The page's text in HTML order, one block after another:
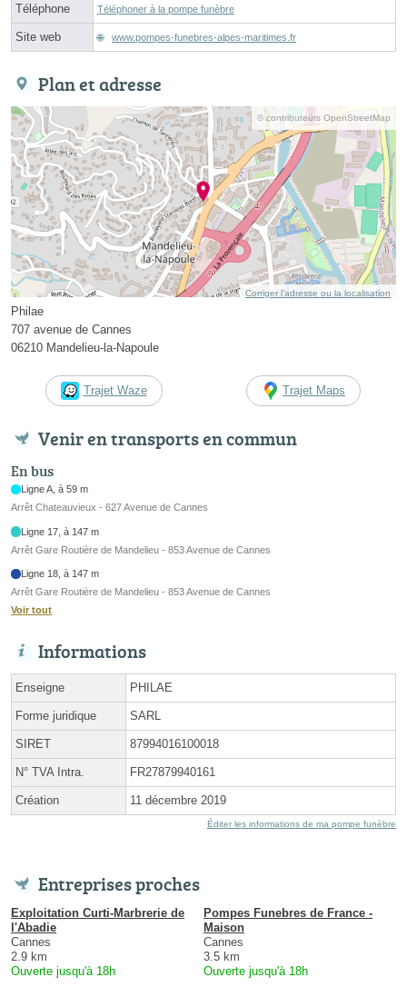
Téléphone Téléphoner à la pompe funèbre
Site web www.pompes-funebres-alpes-maritimes.fr
Plan et adresse
© contributeurs OpenStreetMap
Corriger l’adresse ou la localisation
Philae
707 avenue de Cannes
06210 Mandelieu-la-Napoule
Trajet Waze Trajet Maps
Venir en transports en commun
En bus
Ligne A, à 59 m
Arrêt Chateauvieux - 627 Avenue de Cannes
Ligne 17, à 147 m
Arrêt Gare Routière de Mandelieu - 853 Avenue de Cannes
Ligne 18, à 147 m
Arrêt Gare Routière de Mandelieu - 853 Avenue de Cannes
Voir tout
Informations
Enseigne PHILAE
Forme juridique SARL
SIRET 87994016100018
N° TVA Intra. FR27879940161
Création 11 décembre 2019
Éditer les informations de ma pompe funèbre
Entreprises proches
Exploitation Curti-Marbrerie de
l'Abadie
Cannes
2.9 km
Ouverte jusqu'à 18h
Pompes Funebres de France -
Maison
Cannes
3.5 km
Ouverte jusqu'à 18h